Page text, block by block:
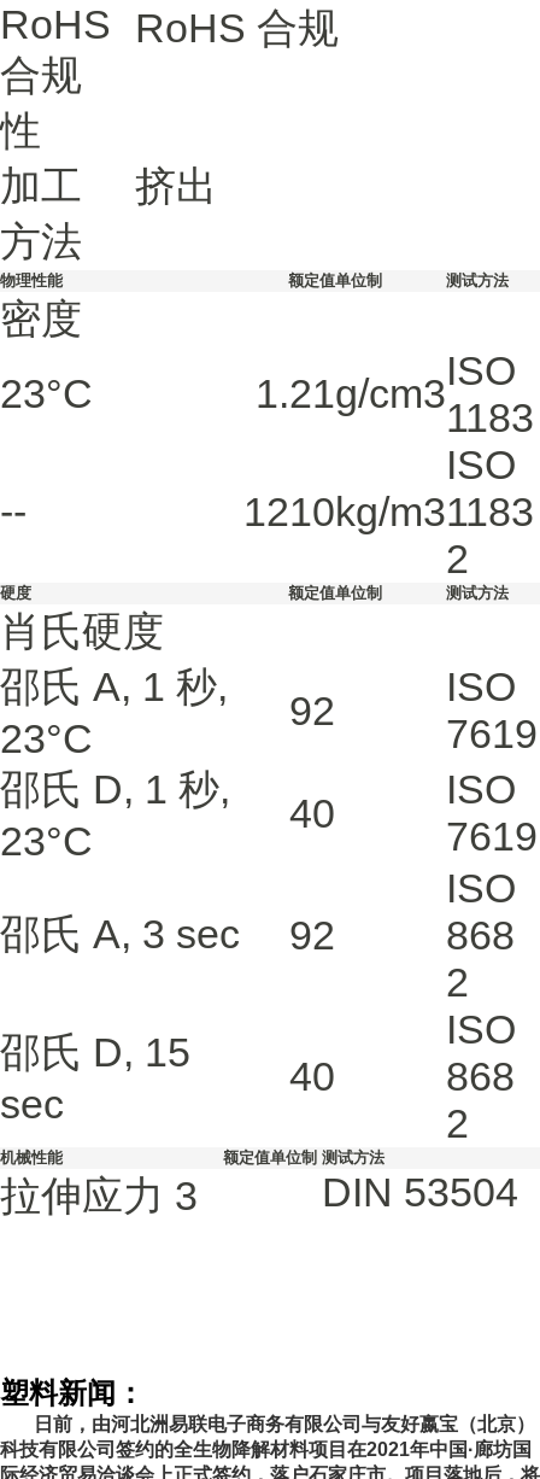
RoHS
合规
性
RoHS 合规
加工
方法
挤出
物理性能 额定值单位制 测试方法
密度
23°C
1.21g/cm3ISO
1183
-- 1210kg/m3
ISO
1183
2
硬度 额定值单位制 测试方法
肖氏硬度
邵氏 A, 1 秒,
23°C
92
ISO
7619
邵氏 D, 1 秒,
23°C
40
ISO
7619
邵氏 A, 3 sec 92
ISO
868
2
邵氏 D, 15
sec
40
ISO
868
2
机械性能 额定值单位制 测试方法
拉伸应力 3 DIN 53504
塑料新闻：
日前，由河北洲易联电子商务有限公司与友好嬴宝（北京）
科技有限公司签约的全生物降解材料项目在2021年中国·廊坊国
际经济贸易洽谈会上正式签约，落户石家庄市。项目落地后，将